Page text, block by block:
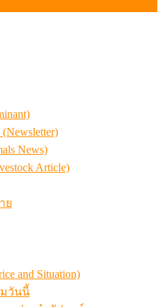
Article)
and Situation)
วันนี้
รประจำสัปดาห์